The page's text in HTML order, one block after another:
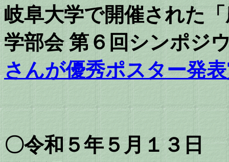
岐阜大学で開催された
学部会 第６回シンポジ
さんが優秀ポスター発
〇令和５年５月１３日